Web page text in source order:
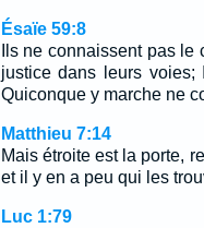
Ésaïe 59:8
Ils ne connaissent pas
justice dans leurs voies;
Quiconque y marche ne
Matthieu 7:14
Mais étroite est la porte,
et il y en a peu qui les
Luc 1:79